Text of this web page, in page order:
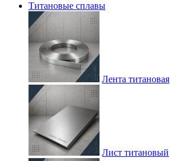
Титановые сплавы
Лента титановая
Лист титановый